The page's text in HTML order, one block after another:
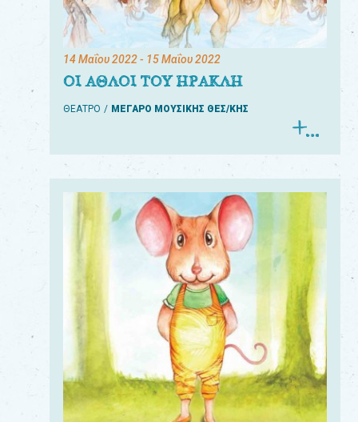
14 Μαΐου 2022- 15 Μαΐου 2022
ΟΙ ΑΘΛΟΙ ΤΟΥ ΗΡΑΚΛΗ
ΘΕΑΤΡΟ ΜΕΓΑΡΟ ΜΟΥΣΙΚΗΣ ΘΕΣ/ΚΗΣ